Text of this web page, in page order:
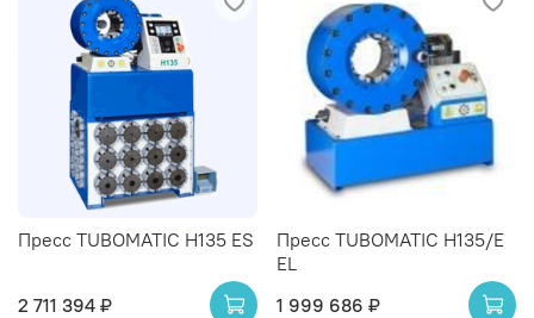
Пресс TUBOMATIC H135 ES
2 711 394 ₽
Пресс TUBOMATIC H135/E
EL
1 999 686 ₽